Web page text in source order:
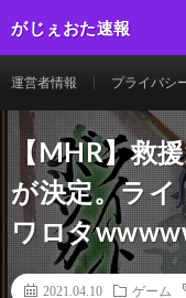
がじぇおた速報
運営者情報 プライバシ
【MHR】救
が決定。ラ
ワロタ
2021.04.10 ゲーム